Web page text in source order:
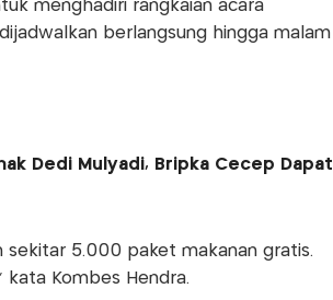
menghadiri rangkaian acara
berlangsung hingga malam
Dedi Mulyadi, Bripka Cecep Dapat
sekitar 5.000 paket makanan gratis.
kata Kombes Hendra.